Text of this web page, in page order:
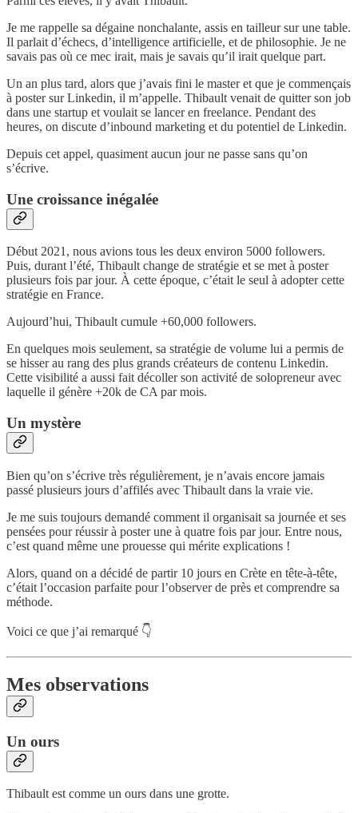
Je me rappelle sa dégaine nonchalante, assis en tailleur sur une table.
Il parlait d’échecs, d’intelligence artificielle, et de philosophie. Je ne
savais pas où ce mec irait, mais je savais qu’il irait quelque part.
Un an plus tard, alors que j’avais fini le master et que je commençais
à poster sur Linkedin, il m’appelle. Thibault venait de quitter son job
dans une startup et voulait se lancer en freelance. Pendant des
heures, on discute d’inbound marketing et du potentiel de Linkedin.
Depuis cet appel, quasiment aucun jour ne passe sans qu’on
s’écrive.
Une croissance inégalée
Début 2021, nous avions tous les deux environ 5000 followers.
Puis, durant l’été, Thibault change de stratégie et se met à poster
plusieurs fois par jour. À cette époque, c’était le seul à adopter cette
stratégie en France.
Aujourd’hui, Thibault cumule +60,000 followers.
En quelques mois seulement, sa stratégie de volume lui a permis de
se hisser au rang des plus grands créateurs de contenu Linkedin.
Cette visibilité a aussi fait décoller son activité de solopreneur avec
laquelle il génère +20k de CA par mois.
Un mystère
Bien qu’on s’écrive très régulièrement, je n’avais encore jamais
passé plusieurs jours d’affilés avec Thibault dans la vraie vie.
Je me suis toujours demandé comment il organisait sa journée et ses
pensées pour réussir à poster une à quatre fois par jour. Entre nous,
c’est quand même une prouesse qui mérite explications !
Alors, quand on a décidé de partir 10 jours en Crète en tête-à-tête,
c’était l’occasion parfaite pour l’observer de près et comprendre sa
méthode.
Voici ce que j’ai remarqué 👇
Mes observations
Un ours
Thibault est comme un ours dans une grotte.